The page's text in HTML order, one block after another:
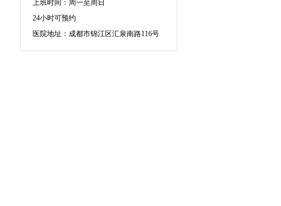
上班时间：周一至周日
24小时可预约
医院地址：成都市锦江区汇泉南路116号